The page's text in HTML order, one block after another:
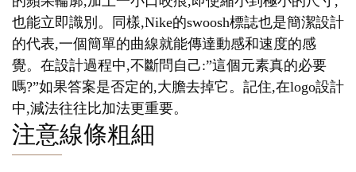
也能立即識別。同樣,Nike的swoosh標誌也是簡潔設計
的代表,一個簡單的曲線就能傳達動感和速度的感
覺。在設計過程中,不斷問自己:”這個元素真的必要
嗎?”如果答案是否定的,大膽去掉它。記住,在logo設計
中,減法往往比加法更重要。
注意線條粗細